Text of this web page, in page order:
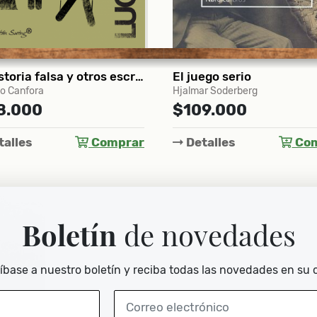
serio
Soderberg
Comprar
Ensayo sobre la lucidez
José Saramago
$49.000
Detalles
Boletín de novedades
a nuestro boletín y reciba todas las novedades en su